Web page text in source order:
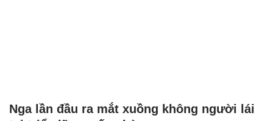
Nga lần đầu ra mắt xuồng không người lái